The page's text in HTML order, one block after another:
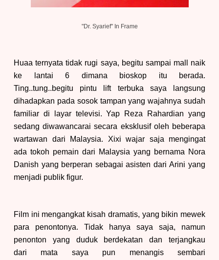
"Dr. Syarief" In Frame
Huaa ternyatatidak rugi saya, begitu sampai mall naik
ke lantai 6 dimana bioskop itu berada.
Ting..tung..begitu pintu lift terbuka saya langsung
dihadapkan pada sosok tampan yang wajahnya sudah
familiar di layar televisi. Yap Reza Rahardian yang
sedang diwawancarai secara eksklusif oleh beberapa
wartawan dari Malaysia. Xixi wajar saja mengingat
ada tokoh pemain dari Malaysia yang bernama Nora
Danish yang berperan sebagaiasisten dari Arini yang
menjadi publik figur.
Film ini mengangkat kisah dramatis, yang bikin mewek
para penontonya. Tidak hanya saya saja, namun
penonton yang duduk berdekatan dan terjangkau
dari mata saya pun menangis sembari